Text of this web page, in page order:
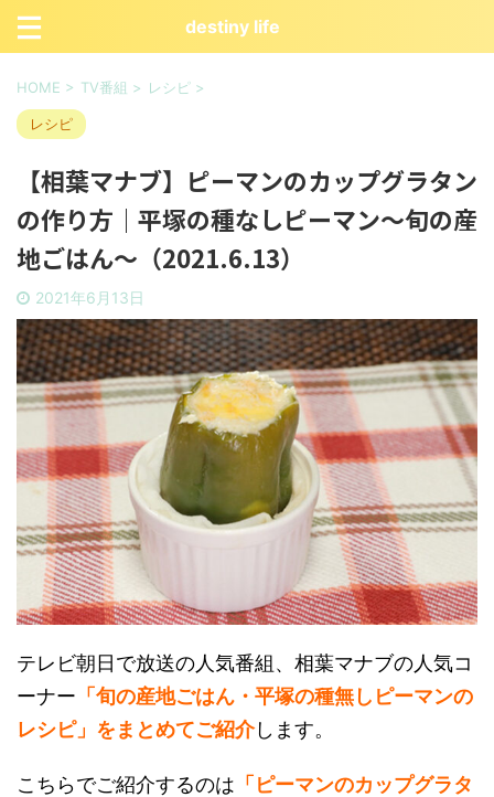
destiny life
HOME > TV番組 > レシピ >
レシピ
【相葉マナブ】ピーマンのカップグラタン
の作り方｜平塚の種なしピーマン〜旬の産
地ごはん〜（2021.6.13）
2021年6月13日
テレビ朝日で放送の人気番組、相葉マナブの人気コ
ーナー 「旬の産地ごはん・平塚の種無しピーマンの
レシピ」をまとめてご紹介します。
こちらでご紹介するのは 「ピーマンのカップグラタ